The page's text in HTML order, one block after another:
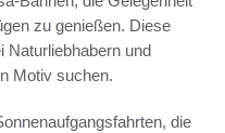
zu genießen. Diese
Naturliebhabern und
Motiv suchen.
die